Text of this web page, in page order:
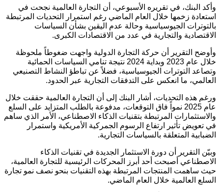
وأكد البنك، في تقريره الأسبوعي، أن التجارة العالمية نجحت في
استعادة زخمها خلال العام الماضي رغم استمرار التحديات المرتبطة
بالتوترات الجيوسياسية وحالة عدم اليقين بشأن السياسات
الاقتصادية والتجارية في عدد من الاقتصادات الكبرى.
وأوضح التقرير أن حركة التجارة الدولية واجهت ضغوطاً ملحوظة
خلال عام 2023 وبداية 2024 نتيجة تنامي السياسات الحمائية
وتصاعد التوترات الجيوسياسية، فضلاً عن تباطؤ النشاط التصنيعي
العالمي، ما انعكس على التدفقات التجارية عبر الحدود.
ورغم هذه التحديات، أشار البنك إلى أن التجارة العالمية حققت خلال
عام 2025 نمواً فاق التوقعات، مدفوعة بالطلب المتزايد على السلع
والاستثمارات المرتبطة بتقنيات الذكاء الاصطناعي، الأمر الذي ساهم
في تعويض تأثير ارتفاع الرسوم الجمركية الأمريكية واستمرار
الضبابية المتعلقة بالسياسات التجارية.
وبيّن التقرير أن دورة الاستثمار الجديدة في تقنيات الذكاء
الاصطناعي أصبحت أحد أبرز المحركات الرئيسية للتجارة العالمية،
حيث ساهمت المنتجات المرتبطة بهذه التقنيات بنحو نصف نمو تجارة
السلع العالمية خلال العام الماضي.